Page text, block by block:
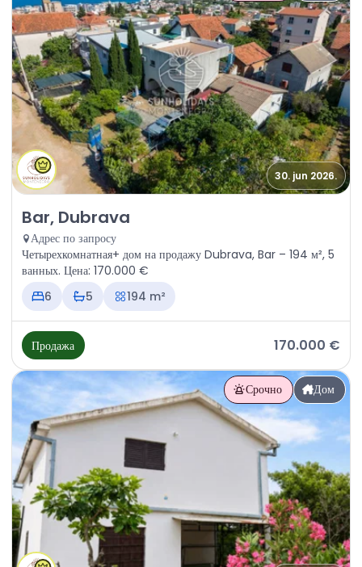
30. jun 2026.
Продажа - Дом Bar, Dubrava
Bar, Dubrava
Адрес по запросу
Четырехкомнатная+ дом на продажу Dubrava, Bar – 194 м², 5
ванных. Цена: 170.000 €
6
5 194 m²
Продажа 170.000 €
Срочно Дом